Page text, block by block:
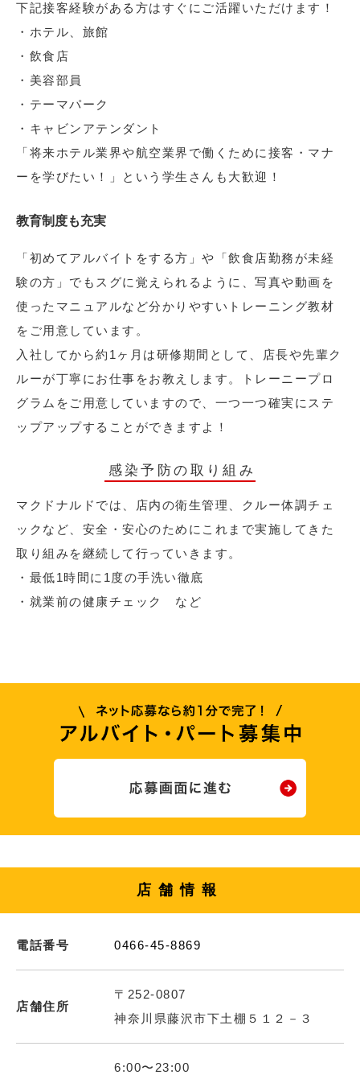
下記接客経験がある方はすぐにご活躍いただけます！
・ホテル、旅館
・飲食店
・美容部員
・テーマパーク
・キャビンアテンダント
「将来ホテル業界や航空業界で働くために接客・マナ
ーを学びたい！」という学生さんも大歓迎！
教育制度も充実
「初めてアルバイトをする方」や「飲食店勤務が未経
験の方」でもスグに覚えられるように、写真や動画を
使ったマニュアルなど分かりやすいトレーニング教材
をご用意しています。
入社してから約1ヶ月は研修期間として、店長や先輩ク
ルーが丁寧にお仕事をお教えします。トレーニープロ
グラムをご用意していますので、一つ一つ確実にステ
ップアップすることができますよ！
感染予防の取り組み
マクドナルドでは、店内の衛生管理、クルー体調チェ
ックなど、安全・安心のためにこれまで実施してきた
取り組みを継続して行っていきます。
・最低1時間に1度の手洗い徹底
・就業前の健康チェック など
店舗情報
電話番号 0466-45-8869
店舗住所
〒252-0807
神奈川県藤沢市下土棚５１２－３
6:00〜23:00